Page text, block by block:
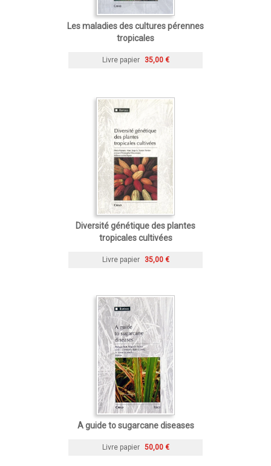
Les maladies des cultures pérennes
tropicales
Livre papier 35,00 €
Diversité génétique des plantes
tropicales cultivées
Livre papier 35,00 €
A guide to sugarcane diseases
Livre papier 50,00 €